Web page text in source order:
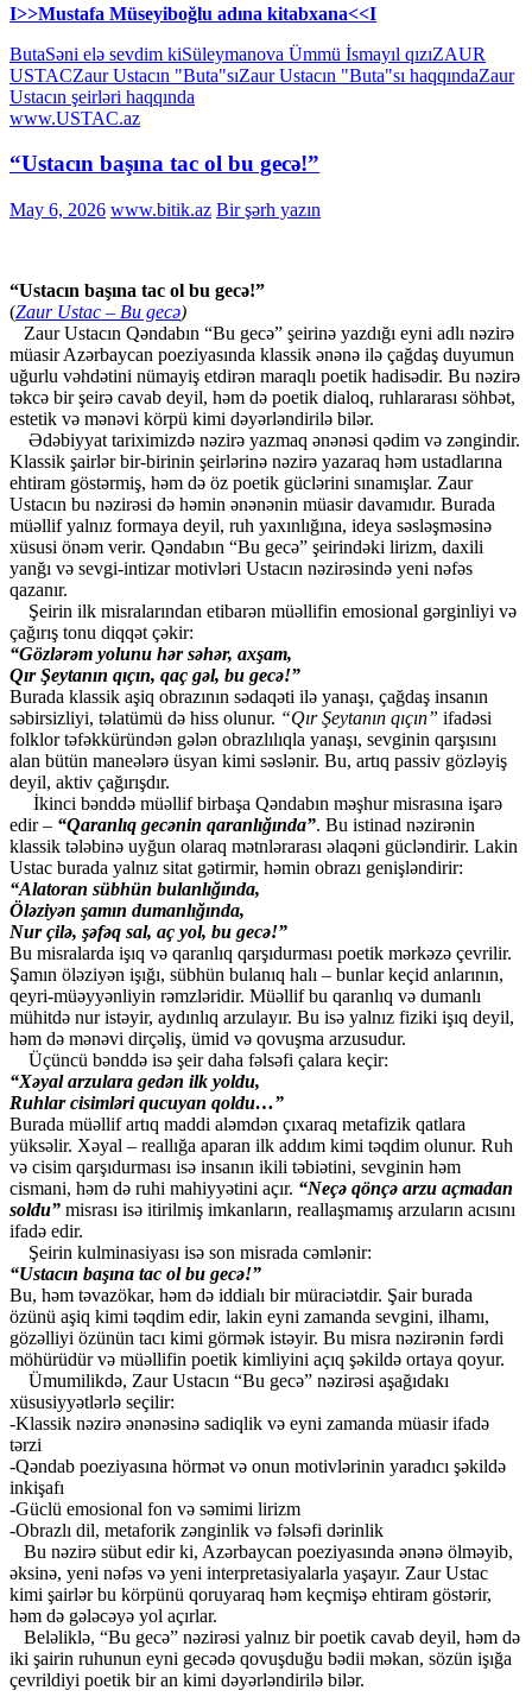
I>>Mustafa Müseyiboğlu adına kitabxana<<I
ButaSəni elə sevdim kiSüleymanova Ümmü İsmayıl qızıZAUR
USTACZaur Ustacın "Buta"sıZaur Ustacın "Buta"sı haqqındaZaur
Ustacın şeirləri haqqında
www.USTAC.az
“Ustacın başına tac ol bu gecə!”
May 6, 2026 www.bitik.az Bir şərh yazın
“Ustacın başına tac ol bu gecə!”
(Zaur Ustac – Bu gecə)
Zaur Ustacın Qəndabın “Bu gecə” şeirinə yazdığı eyni adlı nəzirə
müasir Azərbaycan poeziyasında klassik ənənə ilə çağdaş duyumun
uğurlu vəhdətini nümayiş etdirən maraqlı poetik hadisədir. Bu nəzirə
təkcə bir şeirə cavab deyil, həm də poetik dialoq, ruhlararası söhbət,
estetik və mənəvi körpü kimi dəyərləndirilə bilər.
Ədəbiyyat tariximizdə nəzirə yazmaq ənənəsi qədim və zəngindir.
Klassik şairlər bir-birinin şeirlərinə nəzirə yazaraq həm ustadlarına
ehtiram göstərmiş, həm də öz poetik güclərini sınamışlar. Zaur
Ustacın bu nəzirəsi də həmin ənənənin müasir davamıdır. Burada
müəllif yalnız formaya deyil, ruh yaxınlığına, ideya səsləşməsinə
xüsusi önəm verir. Qəndabın “Bu gecə” şeirindəki lirizm, daxili
yanğı və sevgi-intizar motivləri Ustacın nəzirəsində yeni nəfəs
qazanır.
Şeirin ilk misralarından etibarən müəllifin emosional gərginliyi və
çağırış tonu diqqət çəkir:
“Gözlərəm yolunu hər səhər, axşam,
Qır Şeytanın qıçın, qaç gəl, bu gecə!”
Burada klassik aşiq obrazının sədaqəti ilə yanaşı, çağdaş insanın
səbirsizliyi, təlatümü də hiss olunur. “Qır Şeytanın qıçın” ifadəsi
folklor təfəkküründən gələn obrazlılıqla yanaşı, sevginin qarşısını
alan bütün maneələrə üsyan kimi səslənir. Bu, artıq passiv gözləyiş
deyil, aktiv çağırışdır.
İkinci bənddə müəllif birbaşa Qəndabın məşhur misrasına işarə
edir – “Qaranlıq gecənin qaranlığında”. Bu istinad nəzirənin
klassik tələbinə uyğun olaraq mətnlərarası əlaqəni gücləndirir. Lakin
Ustac burada yalnız sitat gətirmir, həmin obrazı genişləndirir:
“Alatoran sübhün bulanlığında,
Öləziyən şamın dumanlığında,
Nur çilə, şəfəq sal, aç yol, bu gecə!”
Bu misralarda işıq və qaranlıq qarşıdurması poetik mərkəzə çevrilir.
Şamın öləziyən işığı, sübhün bulanıq halı – bunlar keçid anlarının,
qeyri-müəyyənliyin rəmzləridir. Müəllif bu qaranlıq və dumanlı
mühitdə nur istəyir, aydınlıq arzulayır. Bu isə yalnız fiziki işıq deyil,
həm də mənəvi dirçəliş, ümid və qovuşma arzusudur.
Üçüncü bənddə isə şeir daha fəlsəfi çalara keçir:
“Xəyal arzulara gedən ilk yoldu,
Ruhlar cisimləri qucuyan qoldu…”
Burada müəllif artıq maddi aləmdən çıxaraq metafizik qatlara
yüksəlir. Xəyal – reallığa aparan ilk addım kimi təqdim olunur. Ruh
və cisim qarşıdurması isə insanın ikili təbiətini, sevginin həm
cismani, həm də ruhi mahiyyətini açır. “Neçə qönçə arzu açmadan
soldu” misrası isə itirilmiş imkanların, reallaşmamış arzuların acısını
ifadə edir.
Şeirin kulminasiyası isə son misrada cəmlənir:
“Ustacın başına tac ol bu gecə!”
Bu, həm təvazökar, həm də iddialı bir müraciətdir. Şair burada
özünü aşiq kimi təqdim edir, lakin eyni zamanda sevgini, ilhamı,
gözəlliyi özünün tacı kimi görmək istəyir. Bu misra nəzirənin fərdi
möhürüdür və müəllifin poetik kimliyini açıq şəkildə ortaya qoyur.
Ümumilikdə, Zaur Ustacın “Bu gecə” nəzirəsi aşağıdakı
xüsusiyyətlərlə seçilir:
-Klassik nəzirə ənənəsinə sadiqlik və eyni zamanda müasir ifadə
tərzi
-Qəndab poeziyasına hörmət və onun motivlərinin yaradıcı şəkildə
inkişafı
-Güclü emosional fon və səmimi lirizm
-Obrazlı dil, metaforik zənginlik və fəlsəfi dərinlik
Bu nəzirə sübut edir ki, Azərbaycan poeziyasında ənənə ölməyib,
əksinə, yeni nəfəs və yeni interpretasiyalarla yaşayır. Zaur Ustac
kimi şairlər bu körpünü qoruyaraq həm keçmişə ehtiram göstərir,
həm də gələcəyə yol açırlar.
Beləliklə, “Bu gecə” nəzirəsi yalnız bir poetik cavab deyil, həm də
iki şairin ruhunun eyni gecədə qovuşduğu bədii məkan, sözün işığa
çevrildiyi poetik bir an kimi dəyərləndirilə bilər.